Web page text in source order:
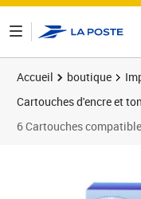
Accueil boutique
Cartouches d'encre et
6 Cartouches